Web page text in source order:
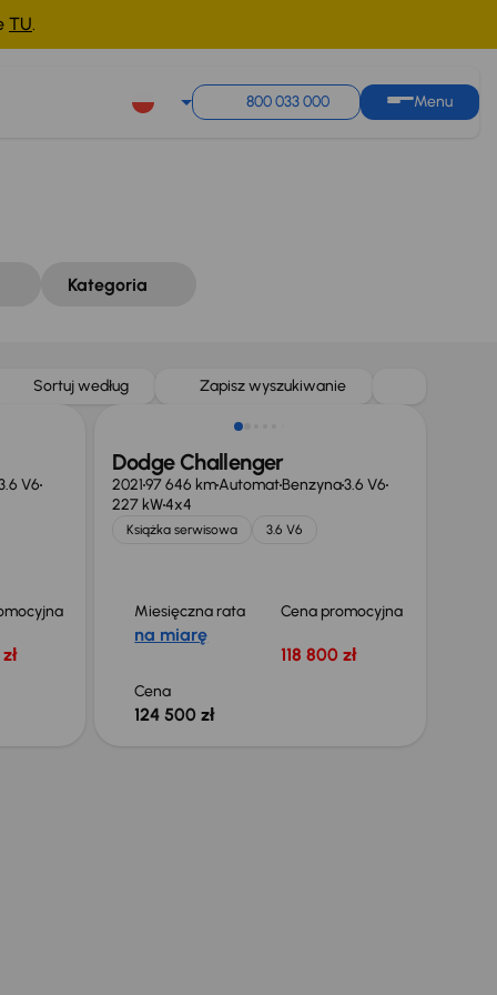
TU.
800 033 000 Menu
Kategoria
Sortuj według Zapisz wyszukiwanie
V6
Świeżo skupione
Dodge Challenger
202197 646 kmAutomatBenzyna3.6 V6
227 kW4x4
Książka serwisowa 3.6 V6
Miesięczna rata
na miarę
Cena promocyjna
118 800 zł
Cena
124 500 zł